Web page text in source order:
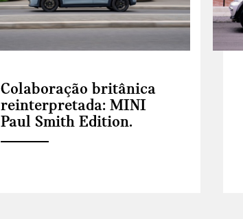
Colaboração britânica
reinterpretada: MINI
Paul Smith Edition.